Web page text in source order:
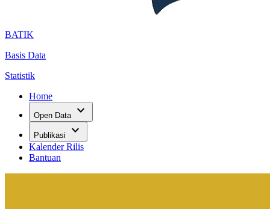
BATIK
Basis Data
Statistik
Home
Open Data expand_more
Publikasi expand_more
Kalender Rilis
Bantuan